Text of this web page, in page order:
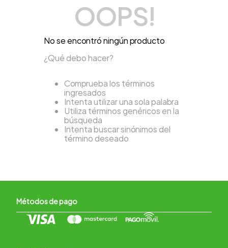
OOPS!
No se encontró ningún producto
¿Qué debo hacer?
Comprueba los términos
ingresados
Intenta utilizar una sola palabra
Utiliza términos genéricos en la
búsqueda
Intenta buscar sinónimos del
término deseado
Métodos de pago